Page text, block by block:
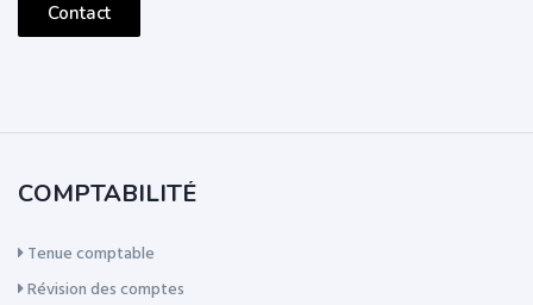
Contact
COMPTABILITÉ
Tenue comptable
Révision des comptes